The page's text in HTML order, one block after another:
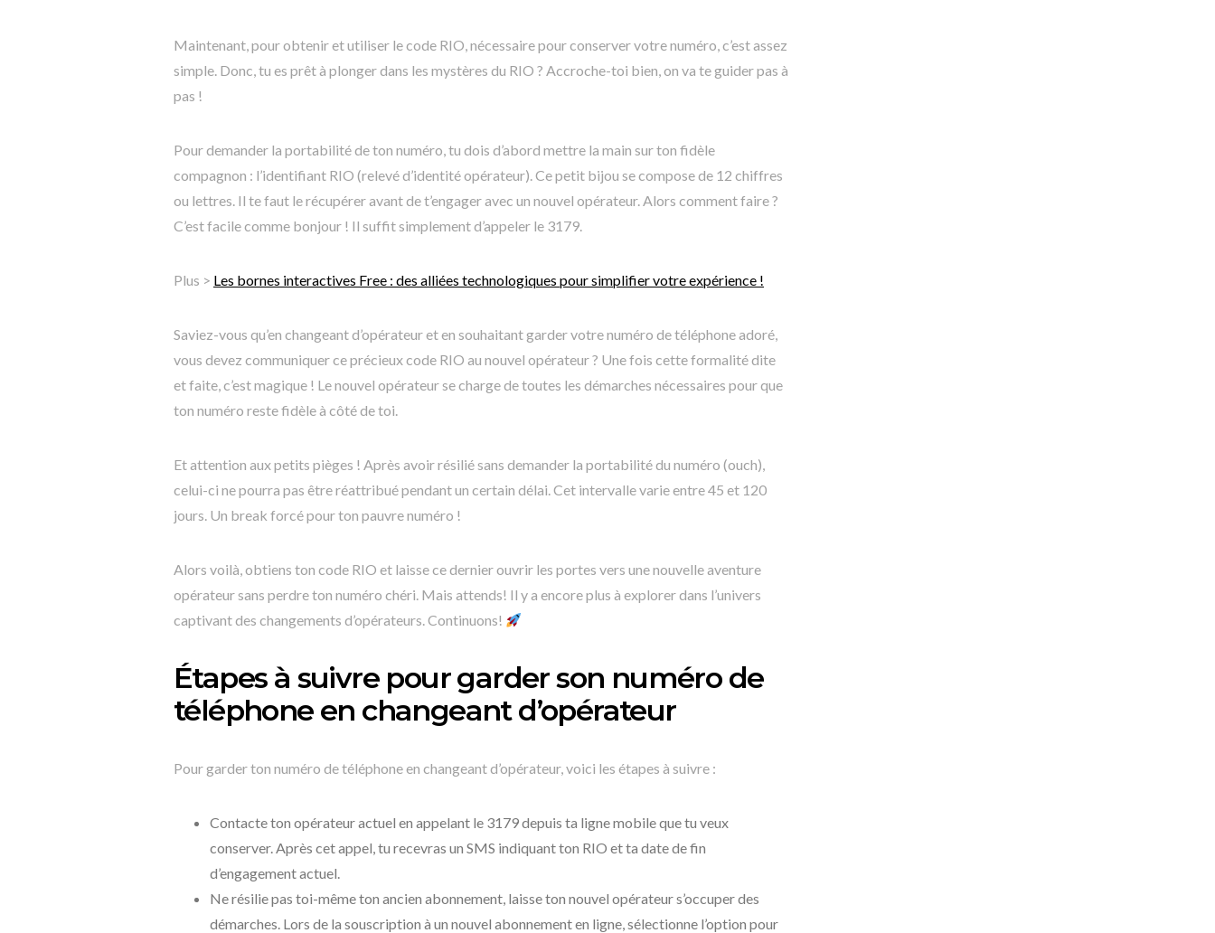
Maintenant, pour obtenir et utiliser le code RIO, nécessaire pour conserver votre numéro, c’est assez
simple. Donc, tu es prêt à plonger dans les mystères du RIO ? Accroche-toi bien, on va te guider pas à
pas !
Pour demander la portabilité de ton numéro, tu dois d’abord mettre la main sur ton fidèle
compagnon : l’identifiant RIO (relevé d’identité opérateur). Ce petit bijou se compose de 12 chiffres
ou lettres. Il te faut le récupérer avant de t’engager avec un nouvel opérateur. Alors comment faire ?
C’est facile comme bonjour ! Il suffit simplement d’appeler le 3179.
Plus > Les bornes interactives Free : des alliées technologiques pour simplifier votre expérience !
Saviez-vous qu’en changeant d’opérateur et en souhaitant garder votre numéro de téléphone adoré,
vous devez communiquer ce précieux code RIO au nouvel opérateur ? Une fois cette formalité dite
et faite, c’est magique ! Le nouvel opérateur se charge de toutes les démarches nécessaires pour que
ton numéro reste fidèle à côté de toi.
Et attention aux petits pièges ! Après avoir résilié sans demander la portabilité du numéro (ouch),
celui-ci ne pourra pas être réattribué pendant un certain délai. Cet intervalle varie entre 45 et 120
jours. Un break forcé pour ton pauvre numéro !
Alors voilà, obtiens ton code RIO et laisse ce dernier ouvrir les portes vers une nouvelle aventure
opérateur sans perdre ton numéro chéri. Mais attends! Il y a encore plus à explorer dans l’univers
captivant des changements d’opérateurs. Continuons!
Étapes à suivre pour garder son numéro de
téléphone en changeant d’opérateur
Pour garder ton numéro de téléphone en changeant d’opérateur, voici les étapes à suivre :
Contacte ton opérateur actuel en appelant le 3179 depuis ta ligne mobile que tu veux
conserver. Après cet appel, tu recevras un SMS indiquant ton RIO et ta date de fin
d’engagement actuel.
Ne résilie pas toi-même ton ancien abonnement, laisse ton nouvel opérateur s’occuper des
démarches. Lors de la souscription à un nouvel abonnement en ligne, sélectionne l’option pour